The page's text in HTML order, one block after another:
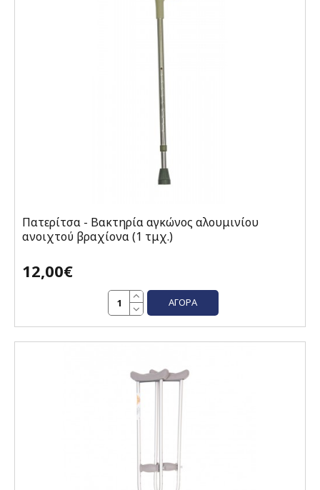
Πατερίτσα - Βακτηρία αγκώνος αλουμινίου
ανοιχτού βραχίονα (1 τμχ.)
12,00€
ΑΓΟΡΆ